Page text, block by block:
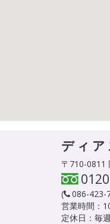
ディ
〒710-0811
( 086-423-
営業時間：
定休日：毎